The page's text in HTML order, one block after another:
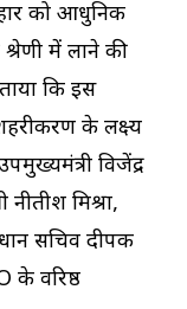
को आधुनिक
श्रेणी में लाने की
कि इस
के लक्ष्य
विजेंद्र
मिश्रा,
सचिव दीपक
के वरिष्ठ